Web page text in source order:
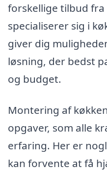
forskellige tilbud
specialiserer sig i
giver dig
løsning, der bedst
og budget.
Montering af
opgaver, som alle
erfaring. Her er
kan forvente at få